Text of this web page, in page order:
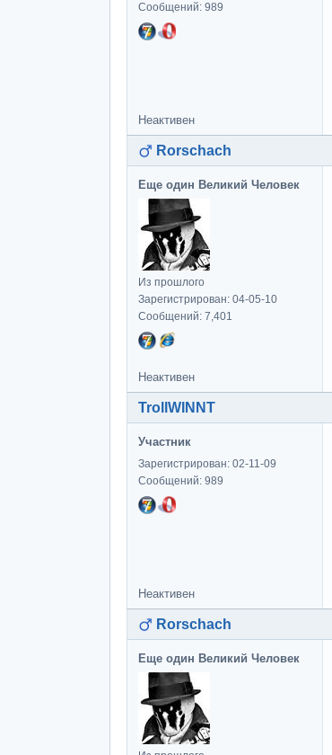
Сообщений: 989
Неактивен
Rorschach
Еще один Великий Человек
Из прошлого
Зарегистрирован: 04-05-10
Сообщений: 7,401
Неактивен
TrollWINNT
Участник
Зарегистрирован: 02-11-09
Сообщений: 989
Неактивен
Rorschach
Еще один Великий Человек